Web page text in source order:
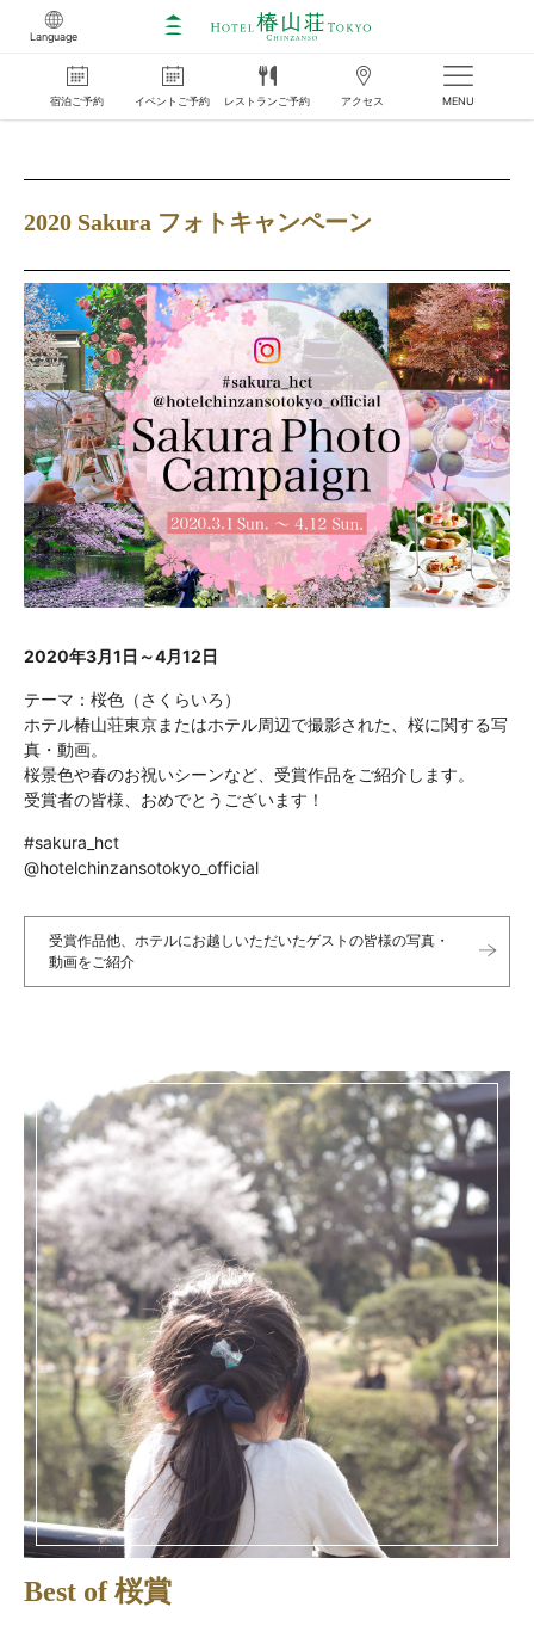
Language
宿泊ご予約 イベント ご予約 レストラン ご予約 アクセス MENU
2020 Sakura フォトキャンペーン
2020年3月1日～4月12日
テーマ：桜色（さくらいろ）
ホテル椿山荘東京またはホテル周辺で撮影された、桜に関する写
真・動画。
桜景色や春のお祝いシーンなど、受賞作品をご紹介します。
受賞者の皆様、おめでとうございます！
#sakura_hct
@hotelchinzansotokyo_official
受賞作品他、ホテルにお越しいただいたゲストの皆様の写真・
動画をご紹介
Best of 桜賞